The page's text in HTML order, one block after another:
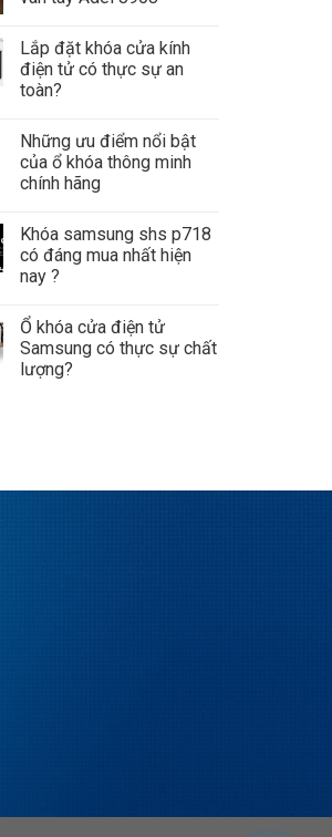
Lắp đặt khóa cửa kính
điện tử có thực sự an
toàn?
Những ưu điểm nổi bật
của ổ khóa thông minh
chính hãng
Khóa samsung shs p718
có đáng mua nhất hiện
nay ?
Ổ khóa cửa điện tử
Samsung có thực sự chất
lượng?